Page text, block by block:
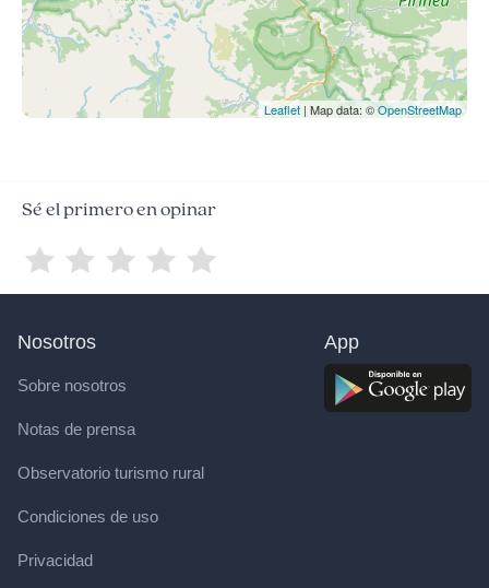
Leaflet | Map data: ©OpenStreetMap
Sé el primero en opinar
Nosotros
Sobre nosotros
Notas de prensa
Observatorio turismo rural
Condiciones de uso
Privacidad
App